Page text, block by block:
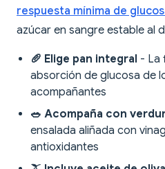
respuesta mínima de
azúcar en sangre estable al
🥖 Elige pan integral - La
absorción de glucosa de
acompañantes
🥗 Acompaña con
ensalada aliñada con
antioxidantes